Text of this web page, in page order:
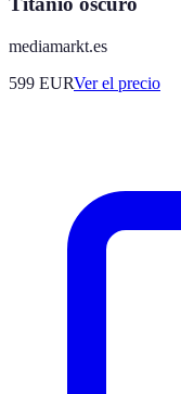
mediamarkt.es
599 EURVer el precio